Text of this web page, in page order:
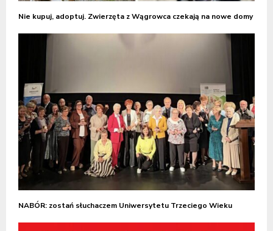
Nie kupuj, adoptuj. Zwierzęta z Wągrowca czekają na nowe domy
NABÓR: zostań słuchaczem Uniwersytetu Trzeciego Wieku